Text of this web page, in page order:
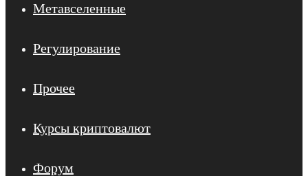
Метавселенные
Регулирование
Прочее
Курсы криптовалют
Форум